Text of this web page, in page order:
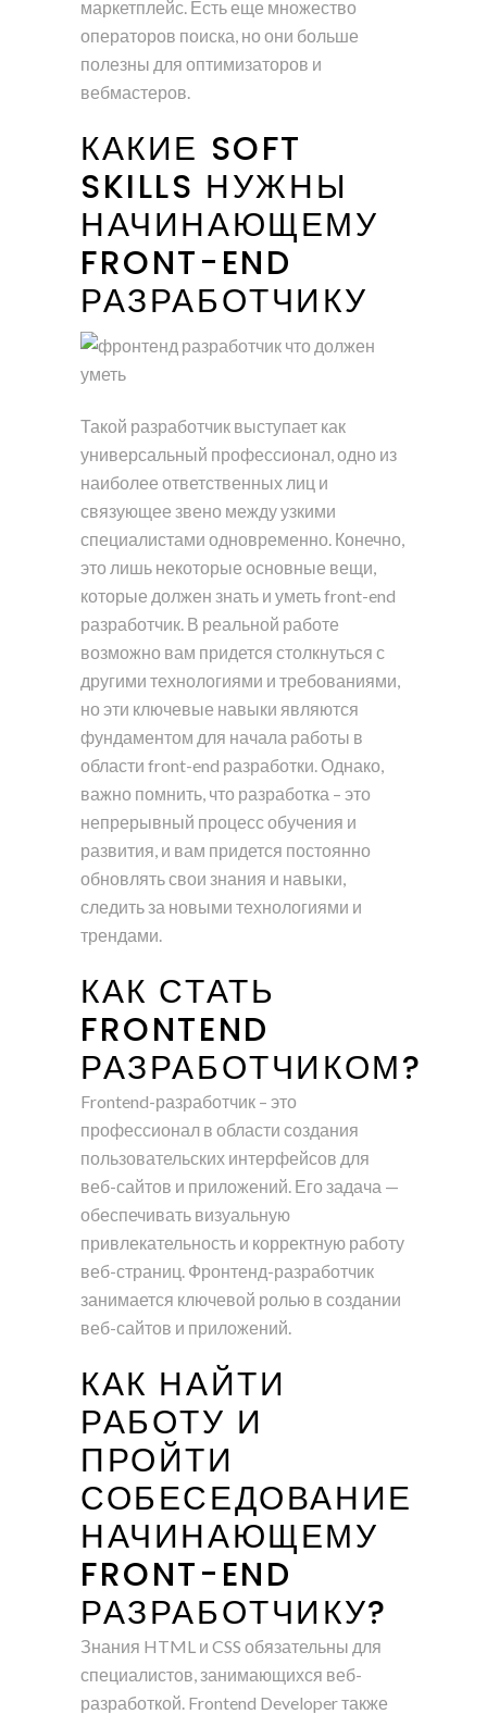
маркетплейс. Есть еще множество
операторов поиска, но они больше
полезны для оптимизаторов и
вебмастеров.
КАКИЕ SOFT
SKILLS НУЖНЫ
НАЧИНАЮЩЕМУ
FRONT-END
РАЗРАБОТЧИКУ
Такой разработчик выступает как
универсальный профессионал, одно из
наиболее ответственных лиц и
связующее звено между узкими
специалистами одновременно. Конечно,
это лишь некоторые основные вещи,
которые должен знать и уметь front-end
разработчик. В реальной работе
возможно вам придется столкнуться с
другими технологиями и требованиями,
но эти ключевые навыки являются
фундаментом для начала работы в
области front-end разработки. Однако,
важно помнить, что разработка – это
непрерывный процесс обучения и
развития, и вам придется постоянно
обновлять свои знания и навыки,
следить за новыми технологиями и
трендами.
КАК СТАТЬ
FRONTEND
РАЗРАБОТЧИКОМ?
Frontend-разработчик – это
профессионал в области создания
пользовательских интерфейсов для
веб-сайтов и приложений. Его задача —
обеспечивать визуальную
привлекательность и корректную работу
веб-страниц. Фронтенд-разработчик
занимается ключевой ролью в создании
веб-сайтов и приложений.
КАК НАЙТИ
РАБОТУ И
ПРОЙТИ
СОБЕСЕДОВАНИЕ
НАЧИНАЮЩЕМУ
FRONT-END
РАЗРАБОТЧИКУ?
Знания HTML и CSS обязательны для
специалистов, занимающихся веб-
разработкой. Frontend Developer также